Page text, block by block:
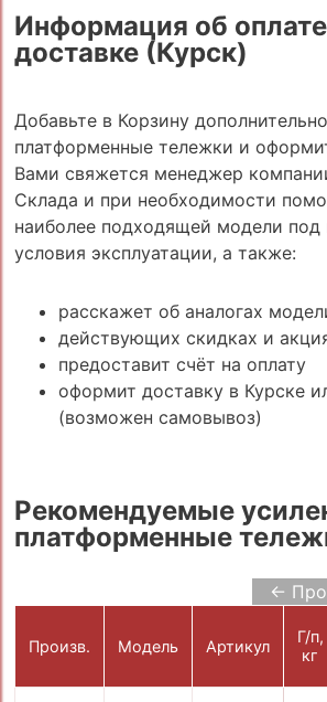
Информация об
доставке (Курск)
Добавьте в Корзину
платформенные тележки и
Вами свяжется менеджер
Склада и при необходимости
наиболее подходящей модели под
условия эксплуатации, а также:
расскажет об аналогах
действующих скидках и
предоставит счёт на оплату
оформит доставку в Курске
(возможен самовывоз)
Рекомендуемые
платформенные
←
Произв. Модель Артикул
Г/п,
кг